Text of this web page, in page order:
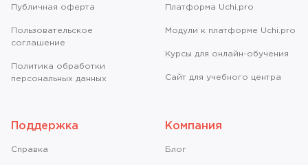
Публичная оферта
Пользовательское
соглашение
Политика обработки
персональных данных
Платформа Uchi.pro
Модули к платформе Uchi.pro
Курсы для онлайн-обучения
Сайт для учебного центра
Поддержка
Справкa
Компания
Блог